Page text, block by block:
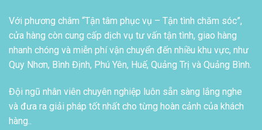
Với phương châm “Tận tâm phục vụ – Tận tình chăm sóc”,
cửa hàng còn cung cấp dịch vụ tư vấn tận tình, giao hàng
nhanh chóng và miễn phí vận chuyển đến nhiều khu vực, như
Quy Nhơn, Bình Định, Phú Yên, Huế, Quảng Trị và Quảng Bình.
Đội ngũ nhân viên chuyên nghiệp luôn sẵn sàng lắng nghe
và đưa ra giải pháp tốt nhất cho từng hoàn cảnh của khách
hàng..